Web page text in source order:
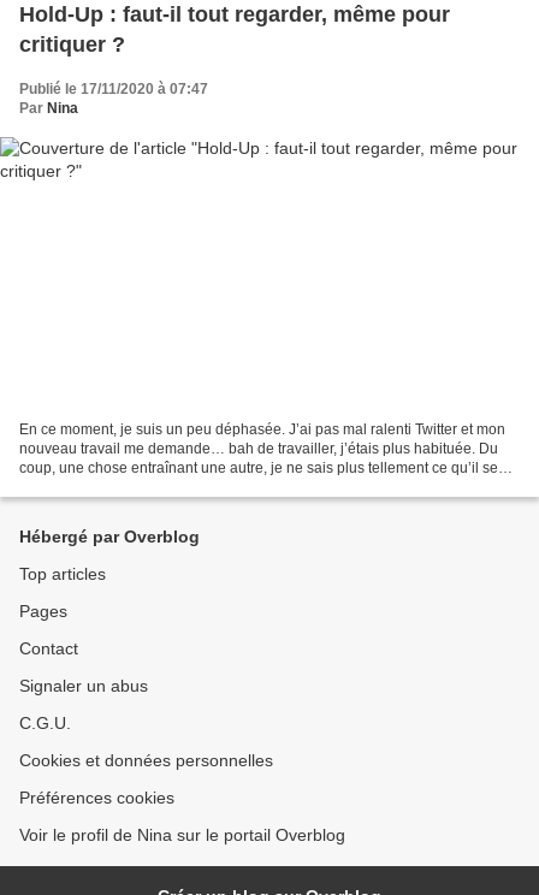
Hold-Up : faut-il tout regarder, même pour
critiquer ?
Publié le 17/11/2020 à 07:47
Par Nina
En ce moment, je suis un peu déphasée. J’ai pas mal ralenti Twitter et mon
nouveau travail me demande… bah de travailler, j’étais plus habituée. Du
coup, une chose entraînant une autre, je ne sais plus tellement ce qu’il se
Hébergé par Overblog
Top articles
Pages
Contact
Signaler un abus
C.G.U.
Cookies et données personnelles
Préférences cookies
Voir le profil de Nina sur le portail Overblog